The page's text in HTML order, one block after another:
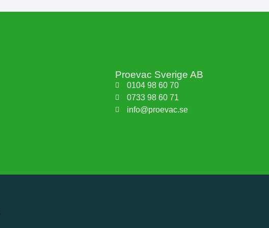
Proevac Sverige AB
0104 98 60 70
0733 98 60 71
info@proevac.se